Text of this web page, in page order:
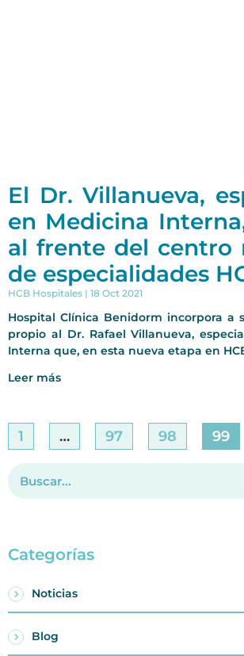
El Dr. Villanueva,
en Medicina
al frente del centro
de especialidades
HCB Hospitales 18 Oct 2021
Hospital Clínica Benidorm incorpora a
propio al Dr. Rafael Villanueva,
Interna que, en esta nueva etapa en
Leer más
1 … 97 98 99
Categorías
Noticias
Blog